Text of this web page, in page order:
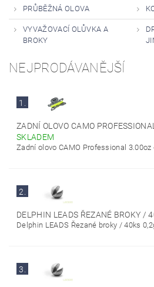
PRŮBĚŽNÁ OLOVA
VYVAŽOVACÍ OLŮVKA A
BROKY
NEJPRODÁVANĚJŠÍ
1.
ZADNÍ OLOVO CAMO
SKLADEM
Zadní olovo CAMO Professional 3.00oz
2.
DELPHIN LEADS ŘEZANÉ BROKY /
Delphin LEADS Řezané broky / 40ks
3.